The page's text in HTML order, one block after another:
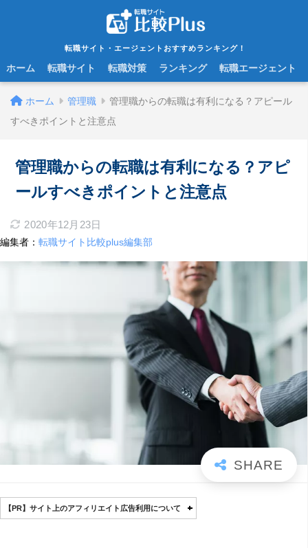
転職サイト・エージェントおすすめランキング！
ホーム 転職サイト 転職対策 ランキング 転職エージェント
ホーム 管理職
管理職からの転職は有利になる？アピール
すべきポイントと注意点
管理職からの転職は有利になる？アピ
ールすべきポイントと注意点
2020年12月23日
編集者： 転職サイト比較plus編集部
【PR】サイト上のアフィリエイト広告利用について